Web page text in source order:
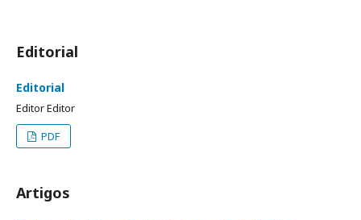
Editorial
Editorial
Editor Editor
PDF
Artigos